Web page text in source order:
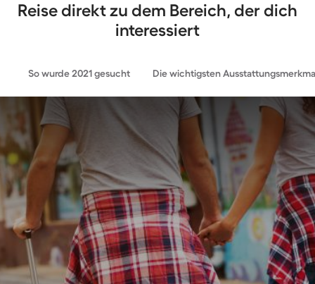
Reise direkt zu dem Bereich, der dich
interessiert
So wurde 2021 gesucht Die wichtigsten